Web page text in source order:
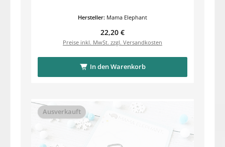
Hersteller: Mama Elephant
Regulärer Preis:
22,20 €
Preise inkl. MwSt. zzgl. Versandkosten
In den Warenkorb
Ausverkauft